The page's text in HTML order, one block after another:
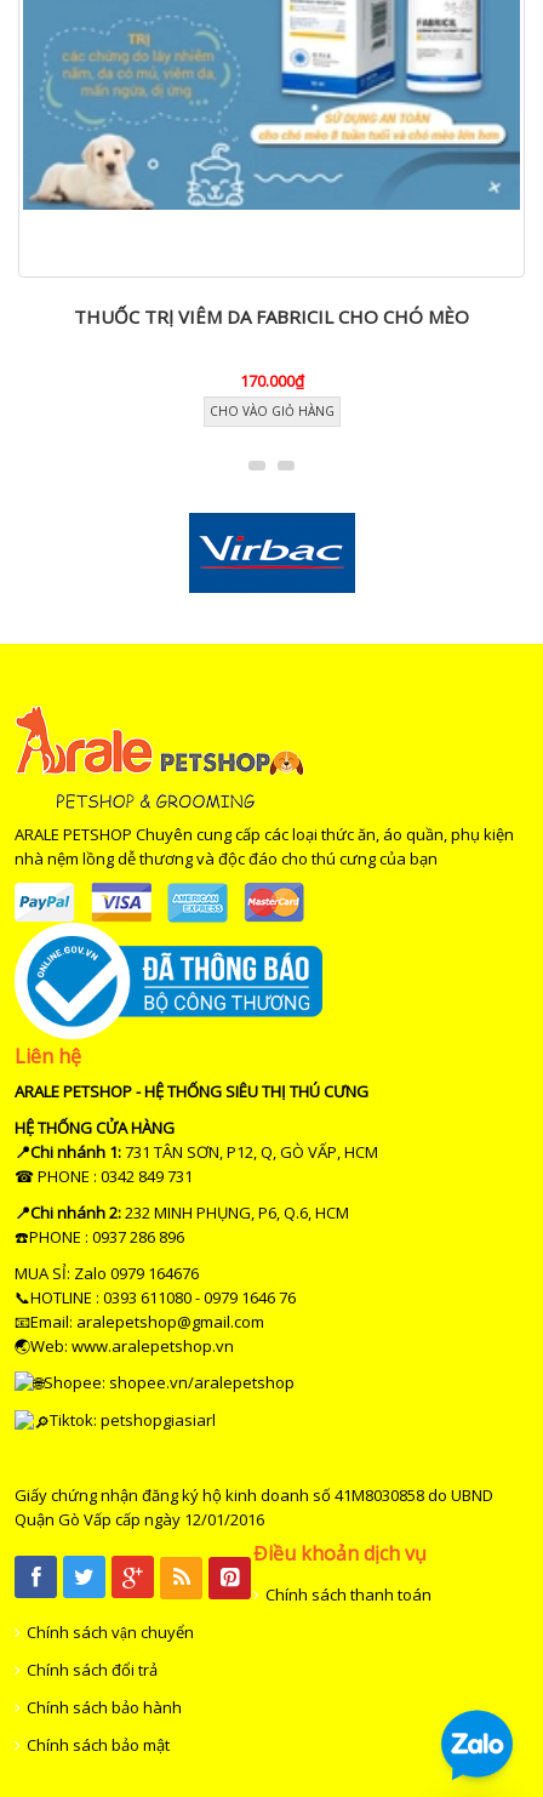
THUỐC TRỊ VIÊM DA FABRICIL CHO CHÓ MÈO
170.000₫
CHO VÀO GIỎ HÀNG
ARALE PETSHOP Chuyên cung cấp các loại thức ăn, áo quần, phụ kiện
nhà nệm lồng dễ thương và độc đáo cho thú cưng của bạn
Liên hệ
ARALE PETSHOP - HỆ THỐNG SIÊU THỊ THÚ CƯNG
HỆ THỐNG CỬA HÀNG
📍Chi nhánh 1:731 TÂN SƠN, P12, Q, GÒ VẤP, HCM
☎ PHONE : 0342 849 731
📍Chi nhánh 2:232 MINH PHỤNG, P6, Q.6, HCM
☎️PHONE : 0937 286 896
MUA SỈ: Zalo 0979 164676
📞HOTLINE : 0393 611080 - 0979 1646 76
📧Email: aralepetshop@gmail.com
🌏Web: www.aralepetshop.vn
Shopee: shopee.vn/aralepetshop
Tiktok: petshopgiasiarl
Giấy chứng nhận đăng ký hộ kinh doanh số 41M8030858 do UBND
Quận Gò Vấp cấp ngày 12/01/2016
Điều khoản dịch vụ
Chính sách thanh toán
Chính sách vận chuyển
Chính sách đổi trả
Chính sách bảo hành
Chính sách bảo mật